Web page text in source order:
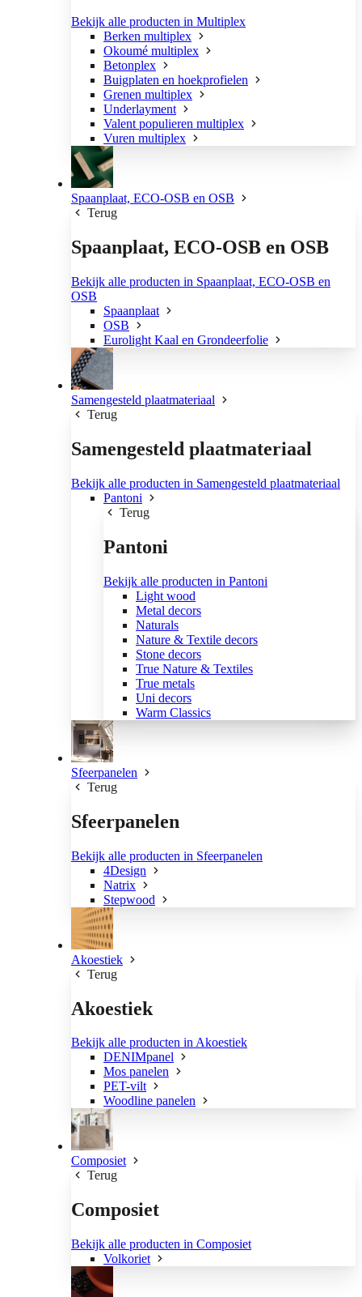
Bekijk alle producten in Multiplex
Berken multiplex
Okoumé multiplex
Betonplex
Buigplaten en hoekprofielen
Grenen multiplex
Underlayment
Valent populieren multiplex
Vuren multiplex
Spaanplaat, ECO-OSB en OSB
Terug
Spaanplaat, ECO-OSB en OSB
Bekijk alle producten in Spaanplaat, ECO-OSB en
OSB
Spaanplaat
OSB
Eurolight Kaal en Grondeerfolie
Samengesteld plaatmateriaal
Terug
Samengesteld plaatmateriaal
Bekijk alle producten in Samengesteld plaatmateriaal
Pantoni
Terug
Pantoni
Bekijk alle producten in Pantoni
Light wood
Metal decors
Naturals
Nature & Textile decors
Stone decors
True Nature & Textiles
True metals
Uni decors
Warm Classics
Sfeerpanelen
Terug
Sfeerpanelen
Bekijk alle producten in Sfeerpanelen
4Design
Natrix
Stepwood
Akoestiek
Terug
Akoestiek
Bekijk alle producten in Akoestiek
DENIMpanel
Mos panelen
PET-vilt
Woodline panelen
Composiet
Terug
Composiet
Bekijk alle producten in Composiet
Volkoriet